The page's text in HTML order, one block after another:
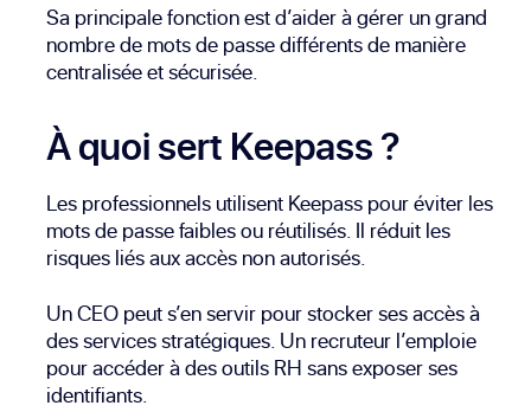
Sa principale fonction est d’aider à gérer un grand
nombre de mots de passe différents de manière
centralisée et sécurisée.
À quoi sert Keepass ?
Les professionnels utilisent Keepass pour éviter les
mots de passe faibles ou réutilisés. Il réduit les
risques liés aux accès non autorisés.
Un CEO peut s’en servir pour stocker ses accès à
des services stratégiques. Un recruteur l’emploie
pour accéder à des outils RH sans exposer ses
identifiants.